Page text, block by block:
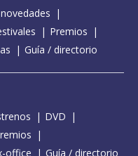
Premios
Guía / directorio
DVD
office Guía / directorio